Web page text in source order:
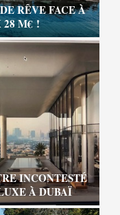
RÊVE FACE À
28 M€ !
INCONTESTÉ
À DUBAÏ